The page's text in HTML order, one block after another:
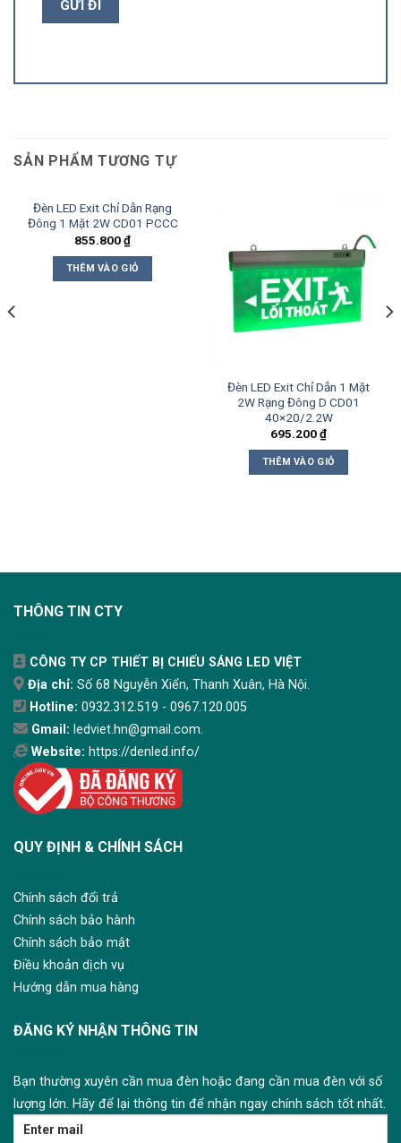
SẢN PHẨM TƯƠNG TỰ
Đèn LED Exit Chỉ Dẫn Rạng
Đông 1 Mặt 2W CD01 PCCC
855.800₫
THÊM VÀO GIỎ
Đèn LED Exit Chỉ Dẫn 1 Mặt
2W Rạng Đông D CD01
40×20/2.2W
695.200₫
THÊM VÀO GIỎ
THÔNG TIN CTY
CÔNG TY CP THIẾT BỊ CHIẾU SÁNG LED VIỆT
Địa chỉ: Số 68 Nguyễn Xiển, Thanh Xuân, Hà Nội.
Hotline: 0932.312.519 - 0967.120.005
Gmail: ledviet.hn@gmail.com.
Website: https://denled.info/
QUY ĐỊNH & CHÍNH SÁCH
Chính sách đổi trả
Chính sách bảo hành
Chính sách bảo mật
Điều khoản dịch vụ
Hướng dẫn mua hàng
ĐĂNG KÝ NHẬN THÔNG TIN
Bạn thường xuyên cần mua đèn hoặc đang cần mua đèn với số
lượng lớn. Hãy để lại thông tin để nhận ngay chính sách tốt nhất.